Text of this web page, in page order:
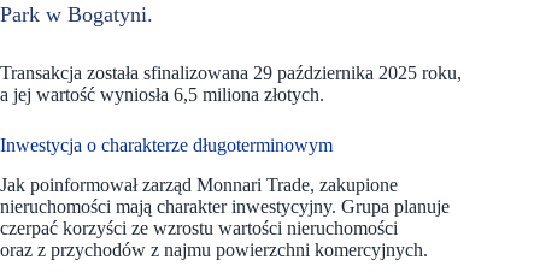
Park w Bogatyni.
Transakcja została sfinalizowana 29 października 2025 roku,
a jej wartość wyniosła 6,5 miliona złotych.
Inwestycja o charakterze długoterminowym
Jak poinformował zarząd Monnari Trade, zakupione
nieruchomości mają charakter inwestycyjny. Grupa planuje
czerpać korzyści ze wzrostu wartości nieruchomości
oraz z przychodów z najmu powierzchni komercyjnych.